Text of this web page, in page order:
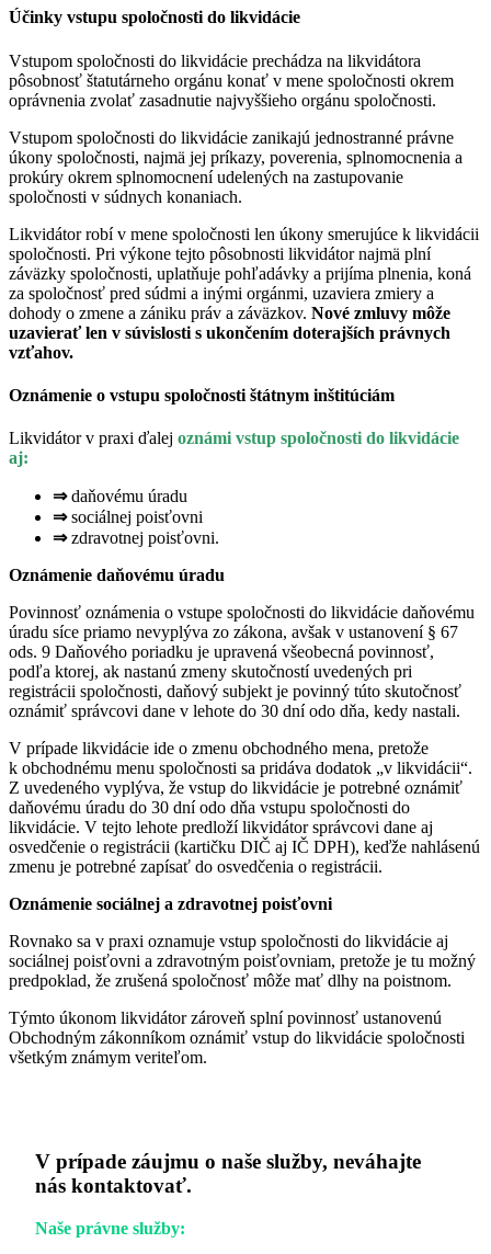
Účinky vstupu spoločnosti do likvidácie
Vstupom spoločnosti do likvidácie prechádza na likvidátora
pôsobnosť štatutárneho orgánu konať v mene spoločnosti okrem
oprávnenia zvolať zasadnutie najvyššieho orgánu spoločnosti.
Vstupom spoločnosti do likvidácie zanikajú jednostranné právne
úkony spoločnosti, najmä jej príkazy, poverenia, splnomocnenia a
prokúry okrem splnomocnení udelených na zastupovanie
spoločnosti v súdnych konaniach.
Likvidátor robí v mene spoločnosti len úkony smerujúce k likvidácii
spoločnosti. Pri výkone tejto pôsobnosti likvidátor najmä plní
záväzky spoločnosti, uplatňuje pohľadávky a prijíma plnenia, koná
za spoločnosť pred súdmi a inými orgánmi, uzaviera zmiery a
dohody o zmene a zániku práv a záväzkov. Nové zmluvy môže
uzavierať len v súvislosti s ukončením doterajších právnych
vzťahov.
Oznámenie o vstupu spoločnosti štátnym inštitúciám
Likvidátor v praxi ďalej oznámi vstup spoločnosti do likvidácie
aj:
⇒daňovému úradu
⇒sociálnej poisťovni
⇒zdravotnej poisťovni.
Oznámenie daňovému úradu
Povinnosť oznámenia o vstupe spoločnosti do likvidácie daňovému
úradu síce priamo nevyplýva zo zákona, avšak v ustanovení § 67
ods. 9 Daňového poriadku je upravená všeobecná povinnosť,
podľa ktorej, ak nastanú zmeny skutočností uvedených pri
registrácii spoločnosti, daňový subjekt je povinný túto skutočnosť
oznámiť správcovi dane v lehote do 30 dní odo dňa, kedy nastali.
V prípade likvidácie ide o zmenu obchodného mena, pretože
k obchodnému menu spoločnosti sa pridáva dodatok „v likvidácii“.
Z uvedeného vyplýva, že vstup do likvidácie je potrebné oznámiť
daňovému úradu do 30 dní odo dňa vstupu spoločnosti do
likvidácie. V tejto lehote predloží likvidátor správcovi dane aj
osvedčenie o registrácii (kartičku DIČ aj IČ DPH), keďže nahlásenú
zmenu je potrebné zapísať do osvedčenia o registrácii.
Oznámenie sociálnej a zdravotnej poisťovni
Rovnako sa v praxi oznamuje vstup spoločnosti do likvidácie aj
sociálnej poisťovni a zdravotným poisťovniam, pretože je tu možný
predpoklad, že zrušená spoločnosť môže mať dlhy na poistnom.
Týmto úkonom likvidátor zároveň splní povinnosť ustanovenú
Obchodným zákonníkom oznámiť vstup do likvidácie spoločnosti
všetkým známym veriteľom.
V prípade záujmu o naše služby, neváhajte
nás kontaktovať.
Naše právne služby: